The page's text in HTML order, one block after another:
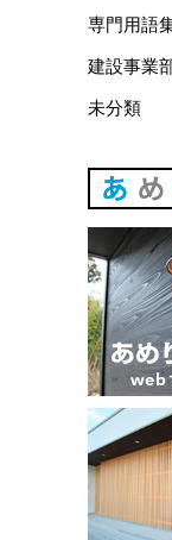
専門用語
建設事業
未分類